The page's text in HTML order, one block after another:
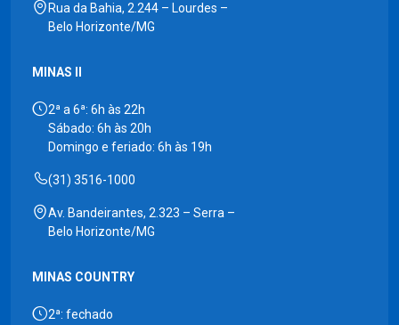
Rua da Bahia, 2.244 – Lourdes –
Belo Horizonte/MG
MINAS II
2ª a 6ª: 6h às 22h
Sábado: 6h às 20h
Domingo e feriado: 6h às 19h
(31) 3516-1000
Av. Bandeirantes, 2.323 – Serra –
Belo Horizonte/MG
MINAS COUNTRY
2ª: fechado